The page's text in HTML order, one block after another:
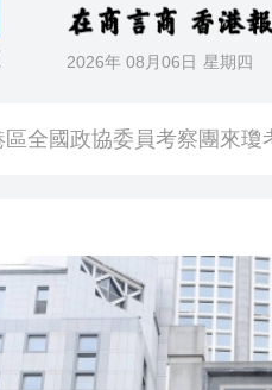
2026年 08月06日 星期四
家共話時代命題
區全國政協委員考察團來瓊
閱讀活動解鎖閱讀新玩法
樂藝術家齊聚深圳，共奏
回應特朗普委內瑞拉石